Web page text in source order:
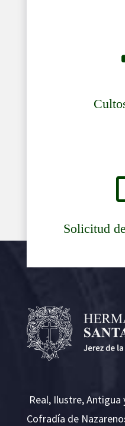
Solicitud
Real, Ilustre, Antigua
Cofradía de